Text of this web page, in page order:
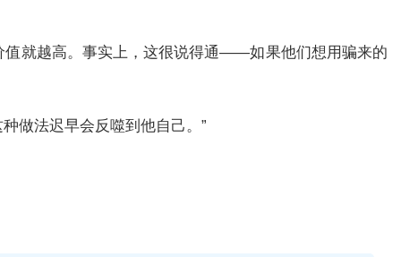
值就越高。事实上，这很说得通——如果他们想用骗来的
做法迟早会反噬到他自己。”